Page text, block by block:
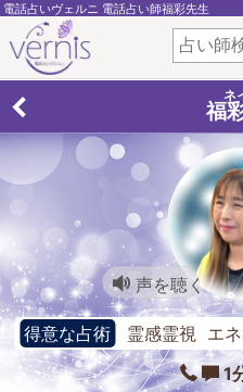
電話占いヴェルニ 電話占い師福彩先生
ネ
福
声を聴く
得意な占術
霊感霊視 エ
1